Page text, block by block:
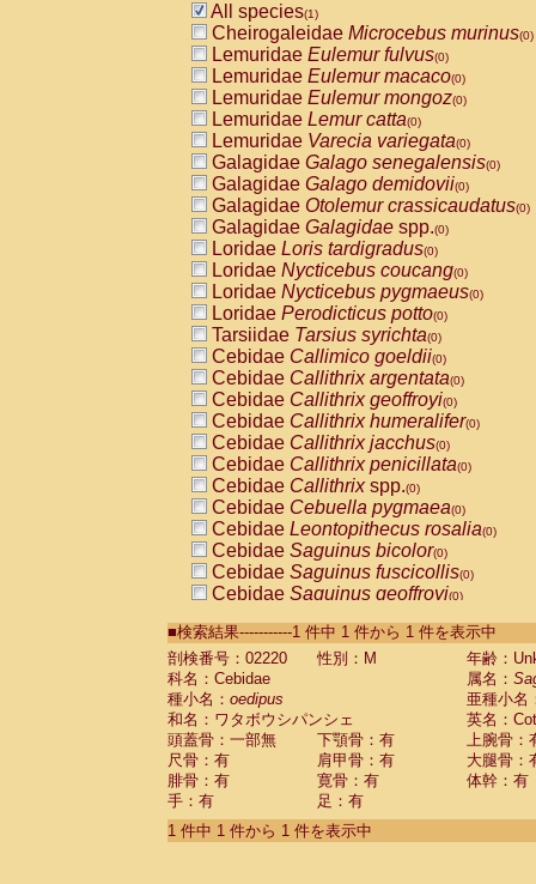
All species(1)
Cheirogaleidae Microcebus murinus(0)
Lemuridae Eulemur fulvus(0)
Lemuridae Eulemur macaco(0)
Lemuridae Eulemur mongoz(0)
Lemuridae Lemur catta(0)
Lemuridae Varecia variegata(0)
Galagidae Galago senegalensis(0)
Galagidae Galago demidovii(0)
Galagidae Otolemur crassicaudatus(0)
Galagidae Galagidae spp.(0)
Loridae Loris tardigradus(0)
Loridae Nycticebus coucang(0)
Loridae Nycticebus pygmaeus(0)
Loridae Perodicticus potto(0)
Tarsiidae Tarsius syrichta(0)
Cebidae Callimico goeldii(0)
Cebidae Callithrix argentata(0)
Cebidae Callithrix geoffroyi(0)
Cebidae Callithrix humeralifer(0)
Cebidae Callithrix jacchus(0)
Cebidae Callithrix penicillata(0)
Cebidae Callithrixspp.(0)
Cebidae Cebuella pygmaea(0)
Cebidae Leontopithecus rosalia(0)
Cebidae Saguinus bicolor(0)
Cebidae Saguinus fuscicollis(0)
Cebidae Saguinus geoffroyi(0)
CebidaeSaguinus labiatus(0)
Cebidae Saguinus leucopus (0)
Cebidae
Cebidae
CebidaeSaguinus nigricollis (0)
Cebidae Saguinus oedipus
Cebidae Saguinus weddelli
Cebidae Saguinusspp.
Cebidae Aotus trivirgatus
Cebidae Cebus albifrons
■検索結果-----------1 件中 1 件から 1 件を表示中
剖検番号：02220
性別：M
年齢：
科名：Cebidae
属名：
種小名： oedipus
亜種小名
和名：ワタボウシパンシェ
英名：
頭蓋骨：一部無
下顎骨：有
上腕骨：
尺骨：有
肩甲骨：有
大腿骨：
腓骨：有
寛骨：有
体幹：有
手：有
足：有
1 件中 1 件から 1 件を表示中